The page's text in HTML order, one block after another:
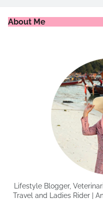
About Me
Lifestyle Blogger,
Travel and Ladies Rider |